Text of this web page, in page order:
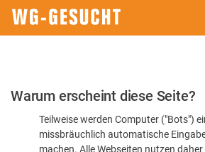
Bitte
Warum erscheint diese Seite?
Teilweise werden Computer ("Bots")
missbräuchlich automatische
machen. Alle Webseiten nutzen